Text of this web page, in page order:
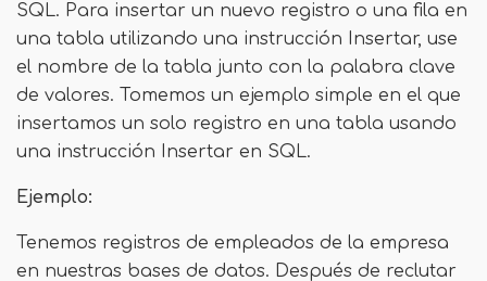
SQL. Para insertar un nuevo registro o una fila en
una tabla utilizando una instrucción Insertar, use
el nombre de la tabla junto con la palabra clave
de valores. Tomemos un ejemplo simple en el que
insertamos un solo registro en una tabla usando
una instrucción Insertar en SQL.
Ejemplo:
Tenemos registros de empleados de la empresa
en nuestras bases de datos. Después de reclutar